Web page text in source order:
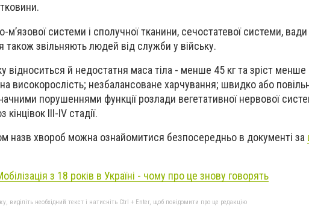
м’язової системи і сполучної тканини, сечостатевої системи,
також звільняють людей від служби у війську.
відноситься й недостатня маса тіла - менше 45 кг та зріст
високорослість; незбалансоване харчування; швидко або
порушеннями функції розлади вегетативної нервової
кінцівок III-IV стадії.
назв хвороб можна ознайомитися безпосередньо в документі за
з 18 років в Україні - чому про це знову говорять
виділіть необхідний текст і натисніть Ctrl + Enter, щоб повідомити про це редакцію